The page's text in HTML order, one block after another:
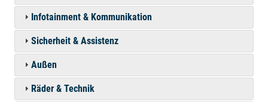
Infotainment & Kommunikation
Sicherheit & Assistenz
Außen
Räder & Technik